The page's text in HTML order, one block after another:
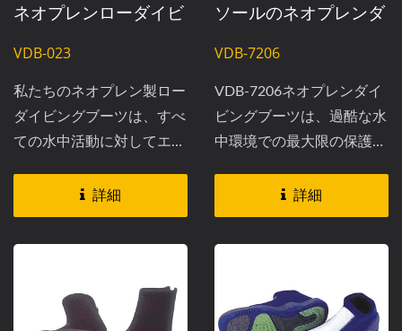
ネオプレンローダイビ
ウォータースポーツフ
ットウェア
VDB-023
私たちのネオプレン製ロー
ダイビングブーツは、すべ
ての水中活動に対してエリ
するように設計されていま
す。...
詳細
ソールのネオプレンダ
VDB-7206
VDB-7206
VDB-7206ネオプレンダイ
ビングブーツは、過酷な水
中環境での最大限の保護と
ます。高さ8インチのこれ
らのブーツは、鋭い岩、サ
ンゴ礁、ウニに対する優れ
れたトラクションを確保す
る加硫硬ゴムソールを特徴
詳細